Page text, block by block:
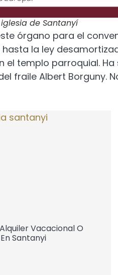
de Santanyí
órgano para el
la ley
templo parroquial.
fraile Albert Borguny.
Vacacional O
Santanyi